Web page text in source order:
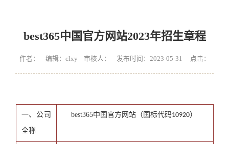
best365中国官方网站2023年招生章程
作者： 编辑：clxy 审核人： 发布时间：2023-05-31 点击：
一、公司
全称
best365中国官方网站（国标代码10920）